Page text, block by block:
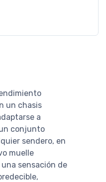
un chasis
a
conjunto
sendero, en
muelle
sensación de